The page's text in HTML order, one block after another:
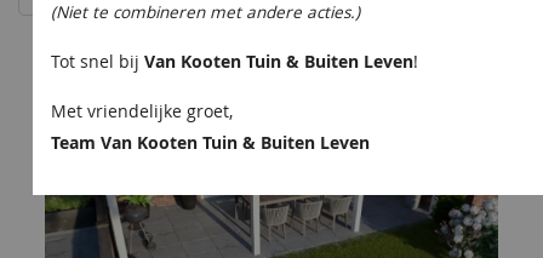
(Niet te combineren met andere acties.)
Tot snel bijVan Kooten Tuin & Buiten Leven!
Met vriendelijke groet,
Team Van Kooten Tuin & Buiten Leven